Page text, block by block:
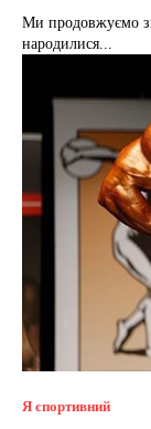
Ми продовжуємо
народилися...
Я спортивний